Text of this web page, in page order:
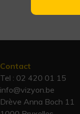
Contact
Tel : 02 420 01 15
info@vizyon.be
Drève Anna Boch 11